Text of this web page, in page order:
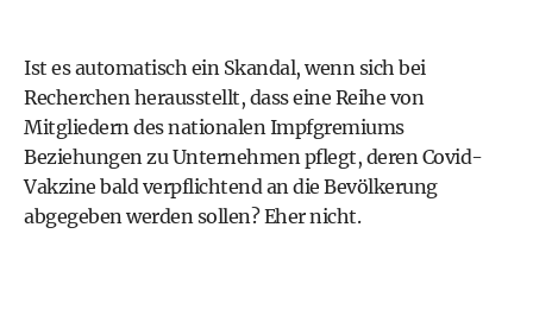
Ist es automatisch ein Skandal, wenn sich bei
Recherchen herausstellt, dass eine Reihe von
Mitgliedern des nationalen Impfgremiums
Beziehungen zu Unternehmen pflegt, deren Covid-
Vakzine bald verpflichtend an die Bevölkerung
abgegeben werden sollen? Eher nicht.